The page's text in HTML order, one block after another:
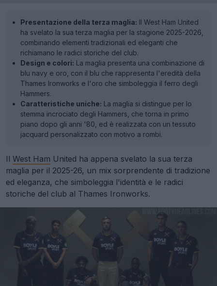
Presentazione della terza maglia: Il West Ham United
ha svelato la sua terza maglia per la stagione 2025-2026,
combinando elementi tradizionali ed eleganti che
richiamano le radici storiche del club.
Design e colori: La maglia presenta una combinazione di
blu navy e oro, con il blu che rappresenta l'eredità della
Thames Ironworks e l'oro che simboleggia il ferro degli
Hammers.
Caratteristiche uniche: La maglia si distingue per lo
stemma incrociato degli Hammers, che torna in primo
piano dopo gli anni '80, ed è realizzata con un tessuto
jacquard personalizzato con motivo a rombi.
Il West Ham United ha appena svelato la sua terza
maglia per il 2025-26, un mix sorprendente di tradizione
ed eleganza, che simboleggia l'identità e le radici
storiche del club al Thames Ironworks.